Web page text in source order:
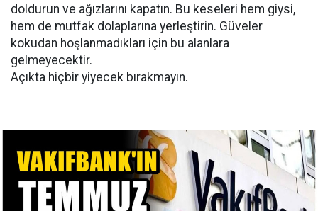
doldurun ve ağızlarını kapatın. Bu keseleri hem giysi,
hem de mutfak dolaplarına yerleştirin. Güveler
kokudan hoşlanmadıkları için bu alanlara
gelmeyecektir.
Açıkta hiçbir yiyecek bırakmayın.